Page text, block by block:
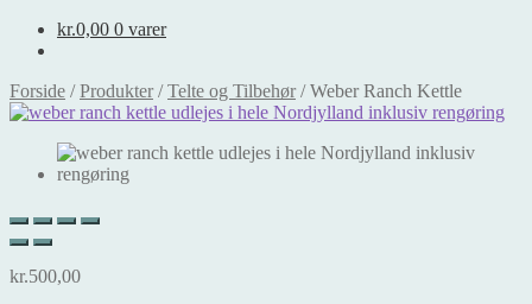
kr.0,00 0 varer
Forside /Produkter /Telte og Tilbehør /Weber Ranch Kettle
kr.500,00